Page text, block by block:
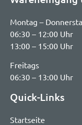
Montag –
06:30 – 12:00 Uhr
13:00 – 15:00 Uhr
Freitags
06:30 – 13:00 Uhr
Quick-Links
Startseite